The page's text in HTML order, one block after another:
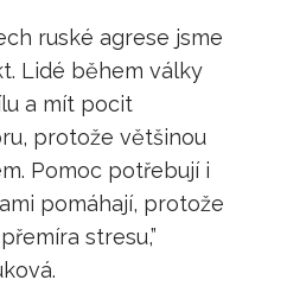
ruské agrese jsme
Lidé během války
a mít pocit
protože většinou
Pomoc potřebují i
pomáhají, protože
stresu,”